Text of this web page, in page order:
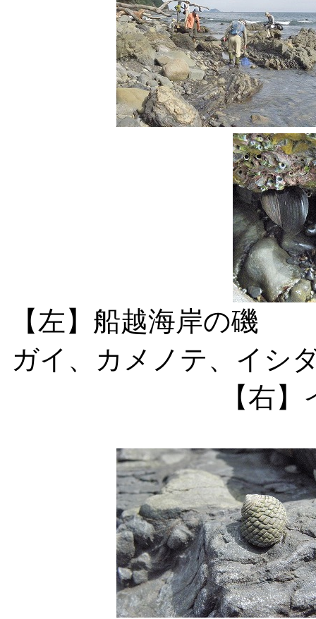
【左】船越海
ガイ、カメノ
【右